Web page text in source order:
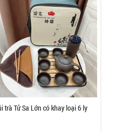
trà Tử Sa Lớn có khay loại 6 ly